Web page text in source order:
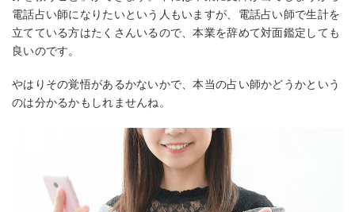
電話占い師になりたいという人もいますが、電話占い師で生計を
立てている方はたくさんいるので、本業を辞めて対面鑑定しても
良いのです。
やはりその覚悟があるかないかで、本当の占い師かどうかという
のは分かるかもしれませんね。